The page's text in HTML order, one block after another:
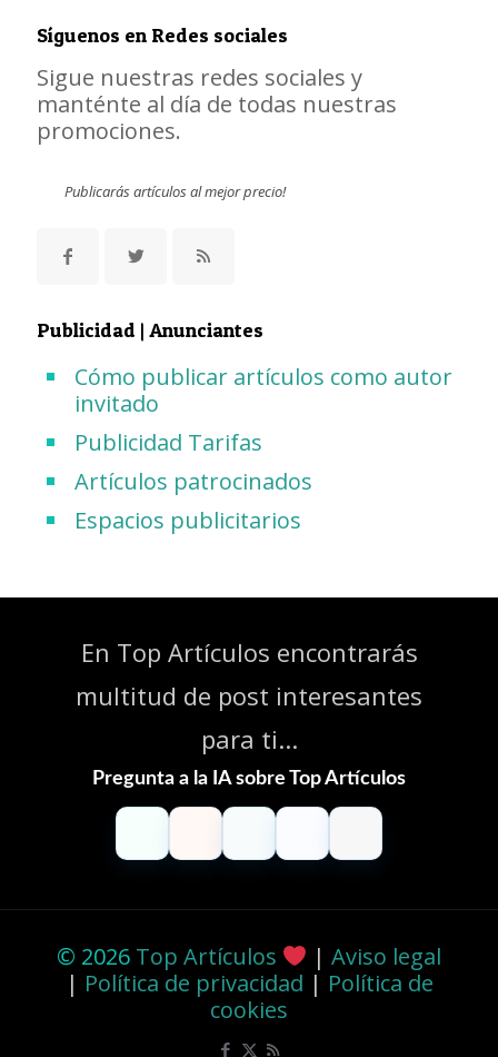
Síguenos en Redes sociales
Sigue nuestras redes sociales y
manténte al día de todas nuestras
promociones.
Publicarás artículos al mejor precio!
Publicidad | Anunciantes
Cómo publicar artículos como autor
invitado
Publicidad Tarifas
Artículos patrocinados
Espacios publicitarios
En Top Artículos encontrarás
multitud de post interesantes
para ti...
Pregunta a la IA sobre Top Artículos
ChatGPT
ClaudePerplexity
Gemini
Grok
© 2026 Top Artículos |Aviso legal
| Política de privacidad | Política de
cookies